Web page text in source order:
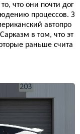
что они почти дог
процессов. З
автопро
в том, что эт
раньше счита